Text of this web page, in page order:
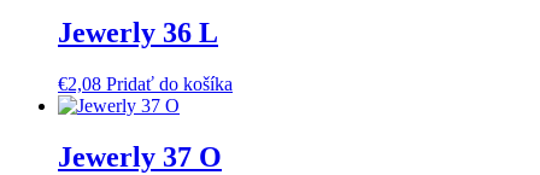
Jewerly 36 L
€2,08 Pridať do košíka
Jewerly 37 O